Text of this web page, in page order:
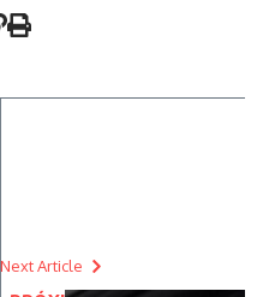
Next Article